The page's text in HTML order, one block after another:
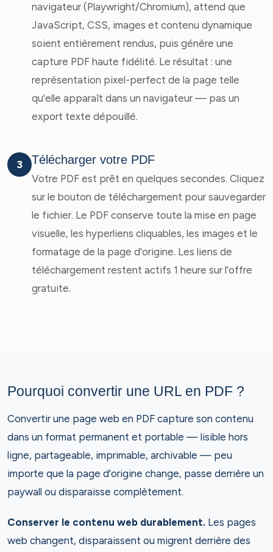
navigateur (Playwright/Chromium), attend que
JavaScript, CSS, images et contenu dynamique
soient entièrement rendus, puis génère une
capture PDF haute fidélité. Le résultat : une
représentation pixel-perfect de la page telle
qu'elle apparaît dans un navigateur — pas un
export texte dépouillé.
3 Télécharger votre PDF
Votre PDF est prêt en quelques secondes. Cliquez
sur le bouton de téléchargement pour sauvegarder
le fichier. Le PDF conserve toute la mise en page
visuelle, les hyperliens cliquables, les images et le
formatage de la page d'origine. Les liens de
téléchargement restent actifs 1 heure sur l'offre
gratuite.
Pourquoi convertir une URL en PDF ?
Convertir une page web en PDF capture son contenu
dans un format permanent et portable — lisible hors
ligne, partageable, imprimable, archivable — peu
importe que la page d'origine change, passe derrière un
paywall ou disparaisse complètement.
Conserver le contenu web durablement. Les pages
web changent, disparaissent ou migrent derrière des